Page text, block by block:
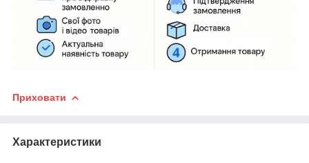
Приховати
Характеристики